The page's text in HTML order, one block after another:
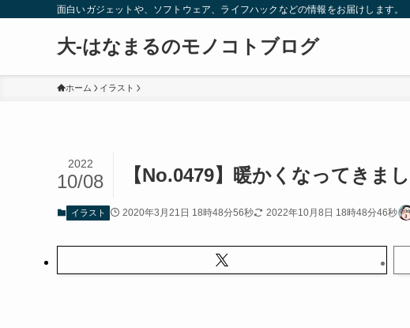
面白いガジェットや、ソフトウェア、ライフハックなどの情報をお届けします。
大-はなまるのモノコトブログ
ホーム イラスト
【No.0479】暖かくなってきまし
2022
10/08
イラスト 2020年3月21日 18時48分56秒 2022年10月8日 18時48分46秒